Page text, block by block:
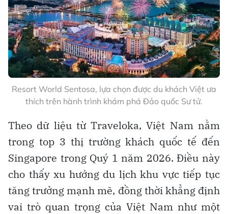
Resort World Sentosa, lựa chọn được du khách Việt ưa
thích trên hành trình khám phá Đảo quốc Sư tử.
Theo dữ liệu từ Traveloka, Việt Nam nằm
trong top 3 thị trường khách quốc tế đến
Singapore trong Quý 1 năm 2026. Điều này
cho thấy xu hướng du lịch khu vực tiếp tục
tăng trưởng mạnh mẽ, đồng thời khẳng định
vai trò quan trọng của Việt Nam như một